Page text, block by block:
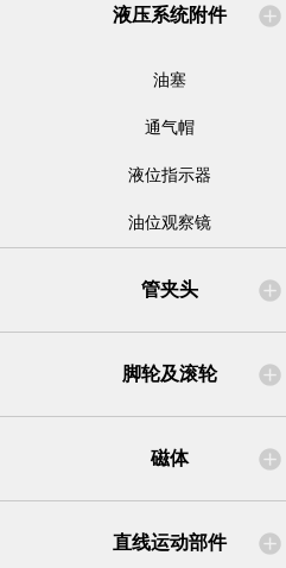
液压系统附件
油塞
通气帽
液位指示器
油位观察镜
管夹头
脚轮及滚轮
磁体
直线运动部件